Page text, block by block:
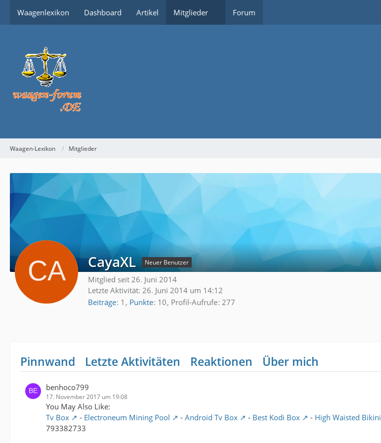
Waagenlexikon Dashboard Artikel Mitglieder Forum
Waagen-Lexikon Mitglieder
CayaXL Neuer Benutzer
Mitglied seit 26. Juni 2014
Letzte Aktivität: 26. Juni 2014 um 14:12
Beiträge 1 Punkte 10 Profil-Aufrufe 277
Pinnwand Letzte Aktivitäten Reaktionen Über mich
benhoco799
17. November 2017 um 19:08
You May Also Like:
Tv Box
- Electroneum Mining Pool - Android Tv Box - Best Kodi Box - High Waisted Bikini
793382733